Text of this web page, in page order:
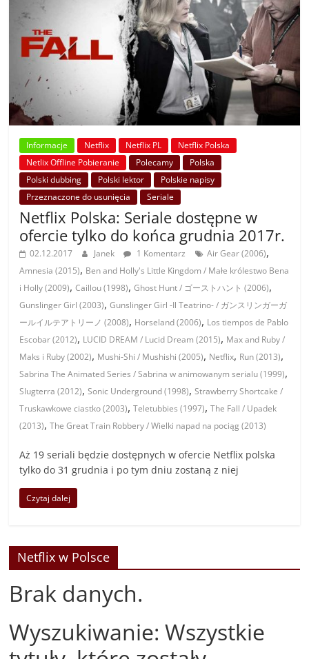
Informacje Netflix Netflix PL
Netflix Polska
Netlix Offline Pobieranie
Polecamy
Polska
Polski dubbing
Polski lektor
Polskie napisy
Przeznaczone do usunięcia
Seriale
Netflix Polska: Seriale dostępne w
ofercie tylko do końca grudnia 2017r.
02.12.2017 Janek 1 Komentarz Air Gear (2006),
Amnesia (2015), Ben and Holly's Little Kingdom / Małe królestwo Bena
i Holly (2009),Caillou (1998),Ghost Hunt / ゴーストハント (2006),
Gunslinger Girl (2003),Gunslinger Girl -Il Teatrino- / ガンスリンガーガ
ールイルテアトリーノ (2008), Horseland (2006), Los tiempos de Pablo
Escobar (2012), LUCID DREAM / Lucid Dream (2015), Max and Ruby /
Maks i Ruby (2002), Mushi-Shi / Mushishi (2005), Netflix, Run (2013),
Sabrina The Animated Series / Sabrina w animowanym serialu (1999),
Slugterra (2012),Sonic Underground (1998),Strawberry Shortcake /
Truskawkowe ciastko (2003),Teletubbies (1997),The Fall / Upadek
(2013),The Great Train Robbery / Wielki napad na pociąg (2013)
Aż 19 seriali będzie dostępnych w ofercie Netflix polska
tylko do 31 grudnia i po tym dniu zostaną z niej
Czytaj dalej
Netflix w Polsce
Brak danych.
Wyszukiwanie: Wszystkie